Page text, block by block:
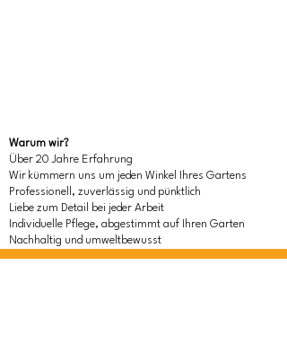
Warum wir?
Über 20 Jahre Erfahrung
Wir kümmern uns um jeden Winkel Ihres Gartens
Professionell, zuverlässig und pünktlich
Liebe zum Detail bei jeder Arbeit
Individuelle Pflege, abgestimmt auf Ihren Garten
Nachhaltig und umweltbewusst